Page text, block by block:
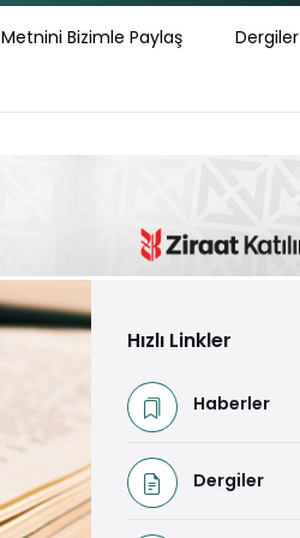
Metnini Bizimle Paylaş Dergiler
Hızlı Linkler
Haberler
Dergiler